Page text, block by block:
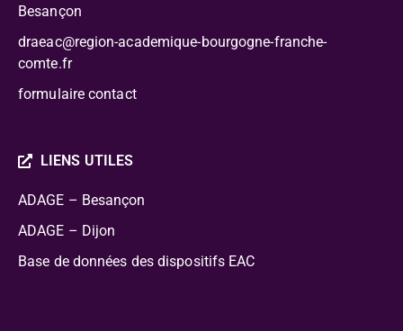
Besançon
draeac@region-academique-bourgogne-franche-
comte.fr
formulaire contact
LIENS UTILES
ADAGE – Besançon
ADAGE – Dijon
Base de données des dispositifs EAC